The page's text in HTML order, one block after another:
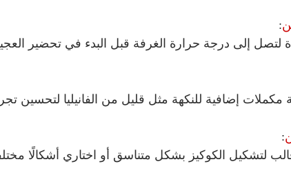
:
لتصل إلى درجة حرارة الغرفة قبل البدء في تحضير
إضافية للنكهة مثل قليل من الفانيليا لتحسين
:
لتشكيل الكوكيز بشكل متناسق أو اختاري أشكالًا